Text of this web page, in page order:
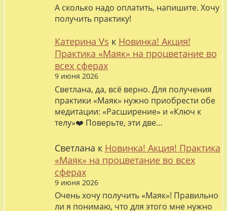
А сколько надо оплатить, напишите. Хочу
получить практику!
Катерина Vs к Новинка! Акция!
Практика «Маяк» на процветание во
всех сферах
9 июня 2026
Светлана, да, всё верно. Для получения
практики «Маяк» нужно приобрести обе
медитации: «Расширение» и «Ключ к
телу»❤️ Поверьте, эти две…
Светлана к Новинка! Акция! Практика
«Маяк» на процветание во всех
сферах
9 июня 2026
Очень хочу получить «Маяк»! Правильно
ли я понимаю, что для этого мне нужно